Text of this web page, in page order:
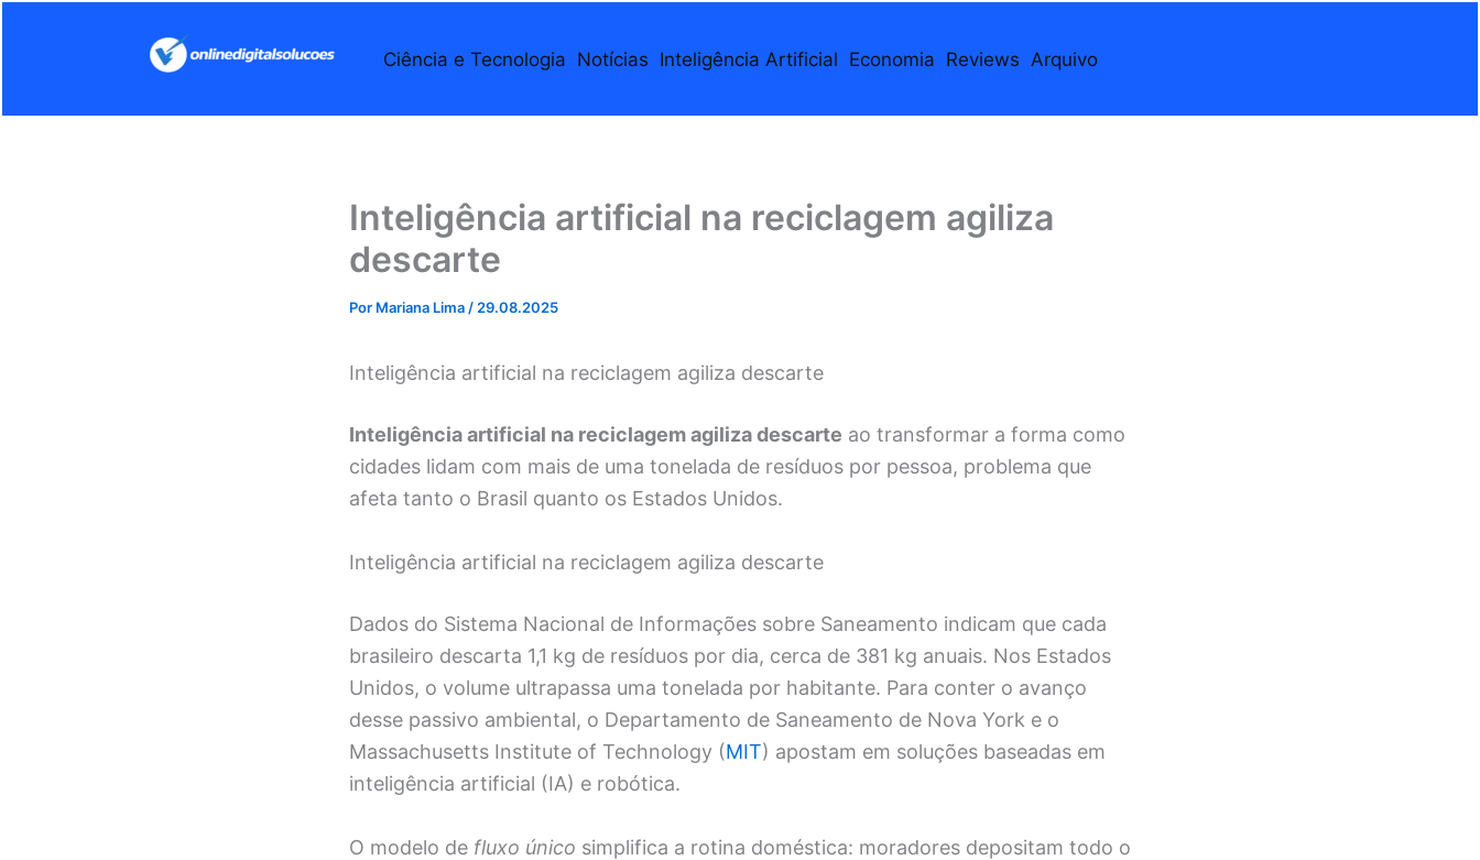
conteúdo
Ciência e Tecnologia Notícias Inteligência Artificial Economia Reviews Arquivo
Inteligência artificial na reciclagem agiliza
descarte
Por Mariana Lima / 29.08.2025
Inteligência artificial na reciclagem agiliza descarte
Inteligência artificial na reciclagem agiliza descarte ao transformar a forma como
cidades lidam com mais de uma tonelada de resíduos por pessoa, problema que
afeta tanto o Brasil quanto os Estados Unidos.
Inteligência artificial na reciclagem agiliza descarte
Dados do Sistema Nacional de Informações sobre Saneamento indicam que cada
brasileiro descarta 1,1 kg de resíduos por dia, cerca de 381 kg anuais. Nos Estados
Unidos, o volume ultrapassa uma tonelada por habitante. Para conter o avanço
desse passivo ambiental, o Departamento de Saneamento de Nova York e o
Massachusetts Institute of Technology (MIT) apostam em soluções baseadas em
inteligência artificial (IA) e robótica.
O modelo de fluxo único simplifica a rotina doméstica: moradores depositam todo o